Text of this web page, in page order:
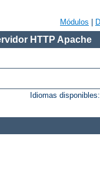
Módulos
HTTP Apache
Idiomas disponibles: